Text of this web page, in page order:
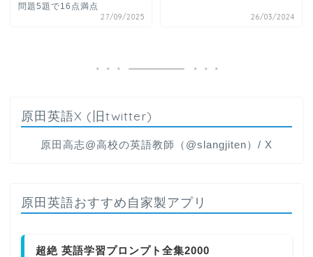
問題5題で16点満点
27/09/2025 26/03/2024
原田英語X (旧twitter)
原田高志@高校の英語教師（@slangjiten）/ X
原田英語おすすめ自家製アプリ
超絶 英語学習プロンプト全集2000